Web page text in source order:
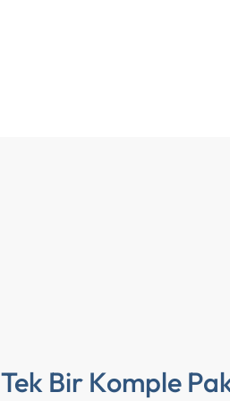
Tek Bir Komple